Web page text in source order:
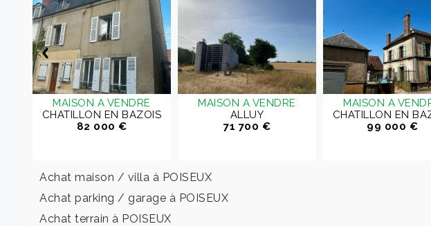
MAISON A VENDRE
CHATILLON EN BAZOIS
82 000 €
MAISON A VENDRE
ALLUY
71 700 €
MAISON A
CHATILLON EN
99 000 €
Achat maison / villa à POISEUX
Achat parking / garage à POISEUX
Achat terrain à POISEUX